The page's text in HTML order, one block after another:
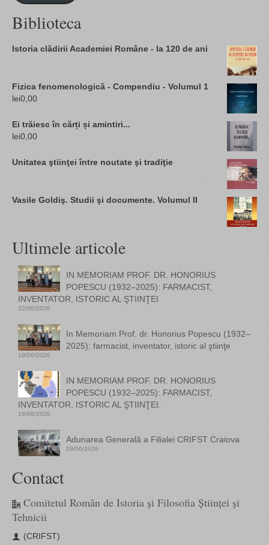
Biblioteca
Istoria clădirii Academiei Române - la 120 de ani
Fizica fenomenologică - Compendiu - Volumul 1
lei0,00
Ei trăiesc în cărți și amintiri...
lei0,00
Unitatea ştiinţei între noutate şi tradiţie
Vasile Goldiş. Studii şi documente. Volumul II
Ultimele articole
IN MEMORIAM PROF. DR. HONORIUS
POPESCU (1932–2025): FARMACIST,
INVENTATOR, ISTORIC AL ŞTIINŢEI
22/06/2026
In Memoriam Prof. dr. Honorius Popescu (1932–
2025): farmacist, inventator, istoric al ştiinţe
19/06/2026
IN MEMORIAM PROF. DR. HONORIUS
POPESCU (1932–2025): FARMACIST,
INVENTATOR, ISTORIC AL ŞTIINŢEI.
18/06/2026
Adunarea Generală a Filialei CRIFST Craiova
09/06/2026
Contact
Comitetul Român de Istoria și Filosofia Științei și
Tehnicii
(CRIFST)